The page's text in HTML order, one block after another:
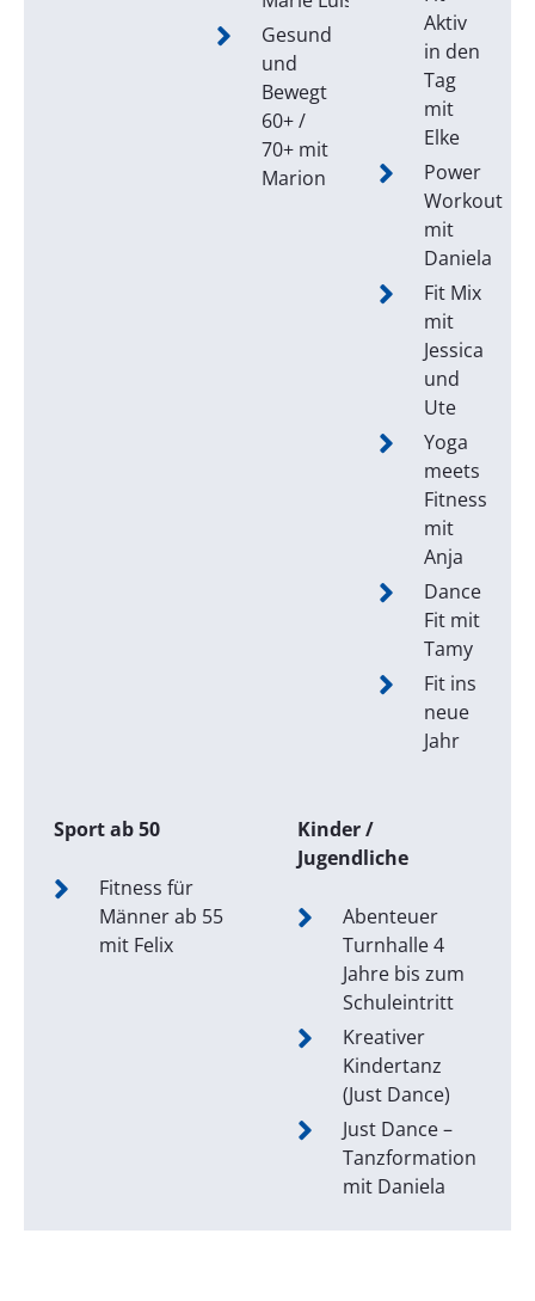
Gesund
und
Bewegt
60+ /
70+ mit
Marion
Aktiv
in den
Tag
mit
Elke
Power
Workout
mit
Daniela
Fit Mix
mit
Jessica
und
Ute
Yoga
meets
Fitness
mit
Anja
Dance
Fit mit
Tamy
Fit ins
neue
Jahr
Sport ab 50
Fitness für
Männer ab 55
mit Felix
Kinder /
Jugendliche
Abenteuer
Turnhalle 4
Jahre bis zum
Schuleintritt
Kreativer
Kindertanz
(Just Dance)
Just Dance –
Tanzformation
mit Daniela